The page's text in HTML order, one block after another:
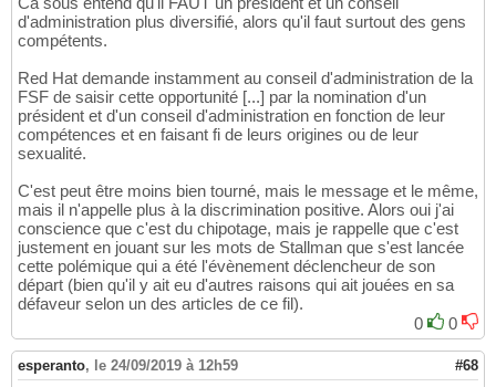
d'administration plus diversifié, alors qu'il faut surtout des gens
compétents.
Red Hat demande instamment au conseil d'administration de la
FSF de saisir cette opportunité [...] par la nomination d'un
président et d'un conseil d'administration en fonction de leur
compétences et en faisant fi de leurs origines ou de leur
sexualité.
C'est peut être moins bien tourné, mais le message et le même,
mais il n'appelle plus à la discrimination positive. Alors oui j'ai
conscience que c'est du chipotage, mais je rappelle que c'est
justement en jouant sur les mots de Stallman que s'est lancée
cette polémique qui a été l'évènement déclencheur de son
départ (bien qu'il y ait eu d'autres raisons qui ait jouées en sa
défaveur selon un des articles de ce fil).
0
0
esperanto, le 24/09/2019 à 12h59 #68